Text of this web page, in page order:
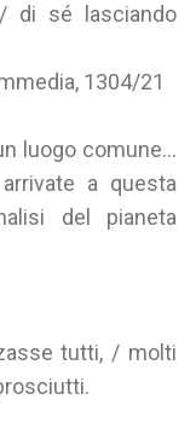
di sé lasciando
1304/21
luogo comune...
a questa
del pianeta
tutti, / molti